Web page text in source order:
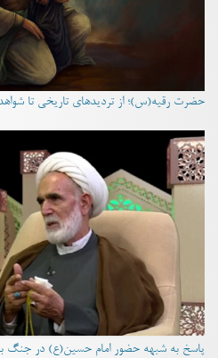
حضرت رقیه(س)؛ از تردیدهای تاریخی تا
پاسخ به شبهه حضور امام حسین(ع) در جنگ با